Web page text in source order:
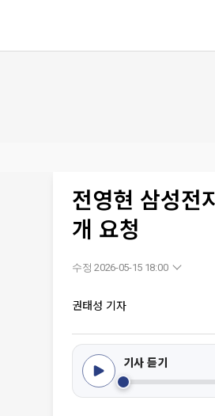
전영현 삼성전
개 요청
수정 2026-05-15 18:00
권태성 기자
기사 듣기